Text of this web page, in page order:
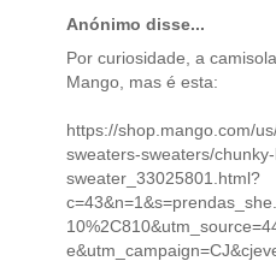
Anónimo disse...
Por curiosidade, a
Mango, mas é esta:
https://shop.mango.com/
sweaters-sweaters/
sweater_33025801.html?